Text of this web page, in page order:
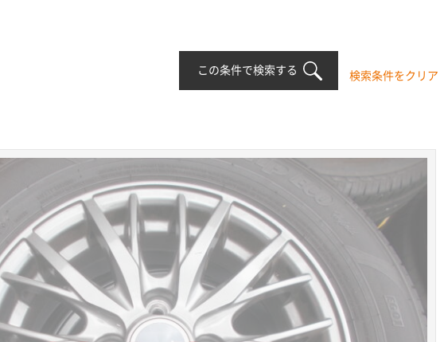
この条件で検索する 検索条件をクリア